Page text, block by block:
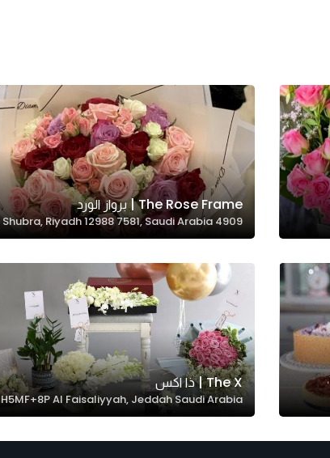
The Rose Frame | برواز الورد
4909 Sadir, Shubra, Riyadh 12988 7581, Saudi Arabia
8065 الأمير احمد بن عبدالعزيز، الورود، الرياض 12254 3118،
The X | ذا اكس
H5MF+8P Al Faisaliyyah, Jeddah Saudi Arabia